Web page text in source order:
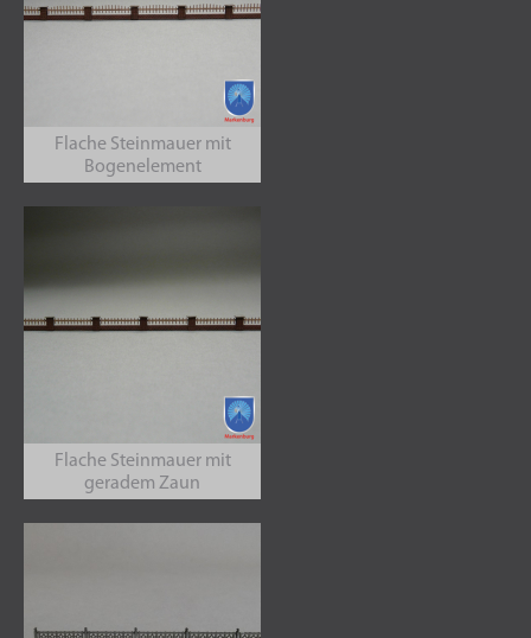
Flache Steinmauer mit
Bogenelement
Flache Steinmauer mit
geradem Zaun